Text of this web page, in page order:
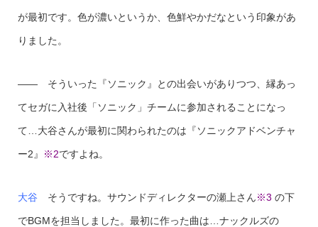
が最初です。色が濃いというか、色鮮やかだなという印象があ
りました。
—— そういった『ソニック』との出会いがありつつ、縁あっ
てセガに入社後「ソニック」チームに参加されることになっ
て…大谷さんが最初に関わられたのは『ソニックアドベンチャ
ー2』 ※2ですよね。
大谷 そうですね。サウンドディレクターの瀬上さん※3 の下
でBGMを担当しました。最初に作った曲は…ナックルズの